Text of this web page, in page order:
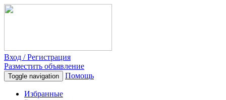
Вход / Регистрация
Разместить объявление
Toggle navigation Помощь
Избранные